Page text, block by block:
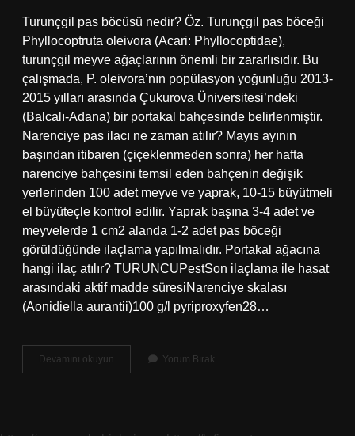
Turunçgil pas böcüsü nedir? Öz. Turunçgil pas böceği
Phyllocoptruta oleivora (Acari: Phyllocoptidae),
turunçgil meyve ağaçlarının önemli bir zararlısıdır. Bu
çalışmada, P. oleivora’nın popülasyon yoğunluğu 2013-
2015 yılları arasında Çukurova Üniversitesi’ndeki
(Balcalı-Adana) bir portakal bahçesinde belirlenmiştir.
Narenciye pas ilacı ne zaman atılır? Mayıs ayının
başından itibaren (çiçeklenmeden sonra) her hafta
narenciye bahçesini temsil eden bahçenin değişik
yerlerinden 100 adet meyve ve yaprak, 10-15 büyütmeli
el büyüteçle kontrol edilir. Yaprak başına 3-4 adet ve
meyvelerde 1 cm2 alanda 1-2 adet pas böceği
görüldüğünde ilaçlama yapılmalıdır. Portakal ağacına
hangi ilaç atılır? TURUNCUPestSon ilaçlama ile hasat
arasındaki aktif madde süresiNarenciye skalası
(Aonidiella aurantii)100 g/l pyriproxyfen28…
Devamını okuyun
Böcüsü
Yorum Bırak